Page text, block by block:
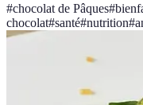
#chocolat de Pâques#
chocolat#santé#nutrition#